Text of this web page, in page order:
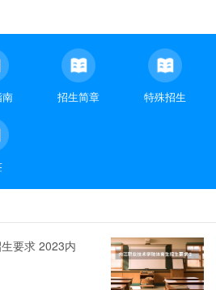
招生简章 特殊招生
要求 2023内